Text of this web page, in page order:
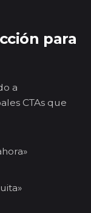
para
a
CTAs que